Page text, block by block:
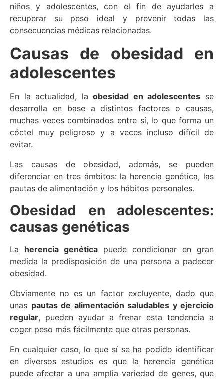
niños y adolescentes, con el fin de ayudarles a
recuperar su peso ideal y prevenir todas las
consecuencias médicas relacionadas.
Causas de obesidad en
adolescentes
En la actualidad, laobesidad en adolescentes se
desarrolla en base a distintos factores o causas,
muchas veces combinados entre sí, lo que forma un
cóctel muy peligroso y a veces incluso difícil de
evitar.
Las causas de obesidad, además, se pueden
diferenciar en tres ámbitos: la herencia genética, las
pautas de alimentación y los hábitos personales.
Obesidad en adolescentes:
causas genéticas
La herencia genética puede condicionar en gran
medida la predisposición de una persona a padecer
obesidad.
Obviamente no es un factor excluyente, dado que
unas pautas de alimentación saludables y ejercicio
regular, pueden ayudar a frenar esta tendencia a
coger peso más fácilmente que otras personas.
En cualquier caso, lo que sí se ha podido identificar
en diversos estudios es que la herencia genética
puede afectar a una amplia variedad de genes, que